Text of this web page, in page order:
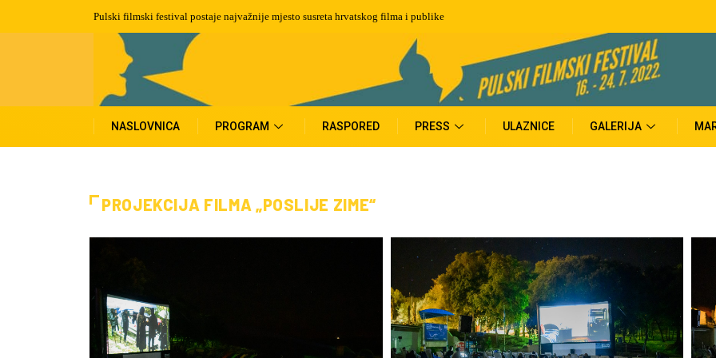
Preminuo je Martin Semenčić, filmski montažer i dizajner zvuka, dobitnik čak 5
zlatnih arena
NASLOVNICA PROGRAM RASPORED PRESS ULAZNICE GALERIJA
PROJEKCIJA FILMA „POSLIJE ZIME“